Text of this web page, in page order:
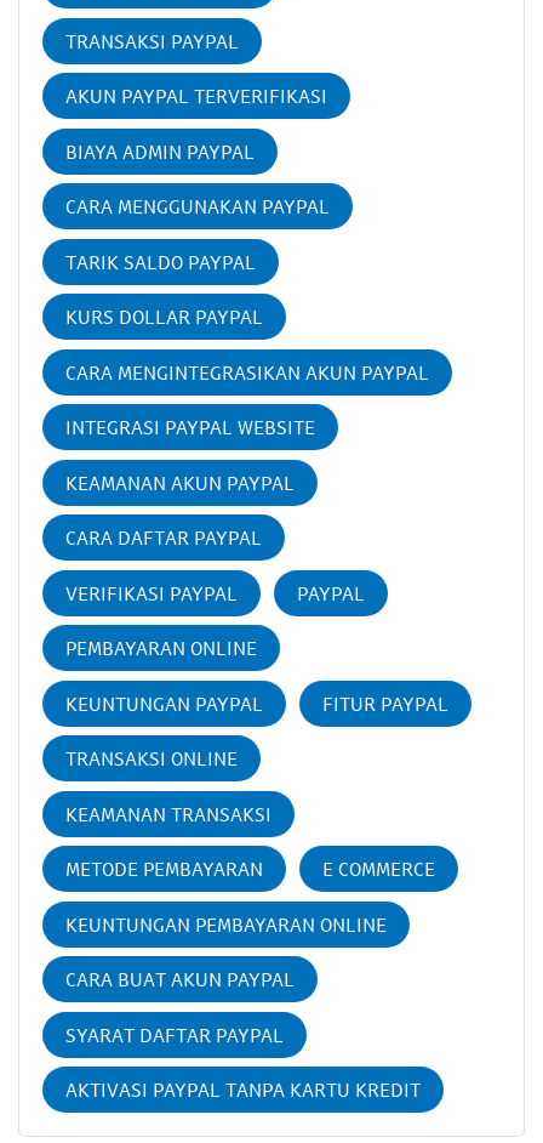
TRANSAKSI PAYPAL
AKUN PAYPAL TERVERIFIKASI
BIAYA ADMIN PAYPAL
CARA MENGGUNAKAN PAYPAL
TARIK SALDO PAYPAL
KURS DOLLAR PAYPAL
CARA MENGINTEGRASIKAN AKUN PAYPAL
INTEGRASI PAYPAL WEBSITE
KEAMANAN AKUN PAYPAL
CARA DAFTAR PAYPAL
VERIFIKASI PAYPAL PAYPAL
PEMBAYARAN ONLINE
KEUNTUNGAN PAYPAL FITUR PAYPAL
TRANSAKSI ONLINE
KEAMANAN TRANSAKSI
METODE PEMBAYARAN E COMMERCE
KEUNTUNGAN PEMBAYARAN ONLINE
CARA BUAT AKUN PAYPAL
SYARAT DAFTAR PAYPAL
AKTIVASI PAYPAL TANPA KARTU KREDIT